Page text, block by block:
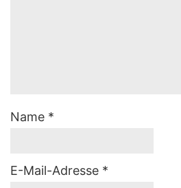
Name *
E-Mail-Adresse *